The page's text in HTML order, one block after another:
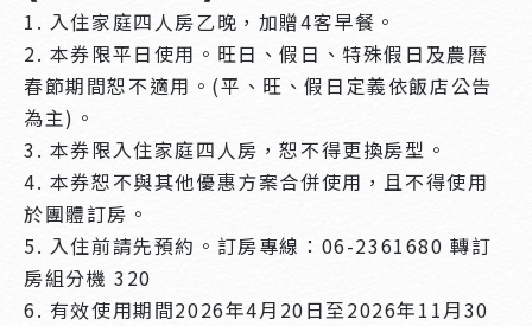
1. 入住家庭四人房乙晚，加贈4客早餐。
2. 本券限平日使用。旺日、假日、特殊假日及農曆
春節期間恕不適用。(平、旺、假日定義依飯店公告
為主)。
3. 本券限入住家庭四人房，恕不得更換房型。
4. 本券恕不與其他優惠方案合併使用，且不得使用
於團體訂房。
5. 入住前請先預約。訂房專線：06-2361680 轉訂
房組分機 320
6. 有效使用期間2026年4月20日至2026年11月30